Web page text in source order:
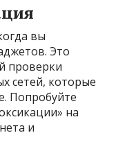
вы
Это
проверки
сетей, которые
Попробуйте
на
и